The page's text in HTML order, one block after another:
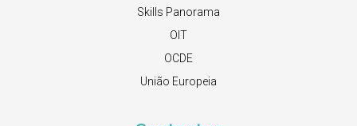
Skills Panorama
OIT
OCDE
União Europeia